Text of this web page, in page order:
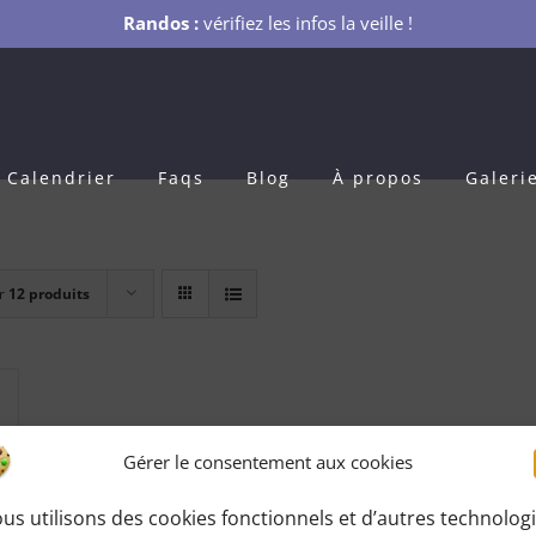
Randos : vérifiez les infos la veille !
Gérer le consentement aux cookies
utilisons des cookies fonctionnels et d’autres
Calendrier Faqs Blog À propos
12 produits